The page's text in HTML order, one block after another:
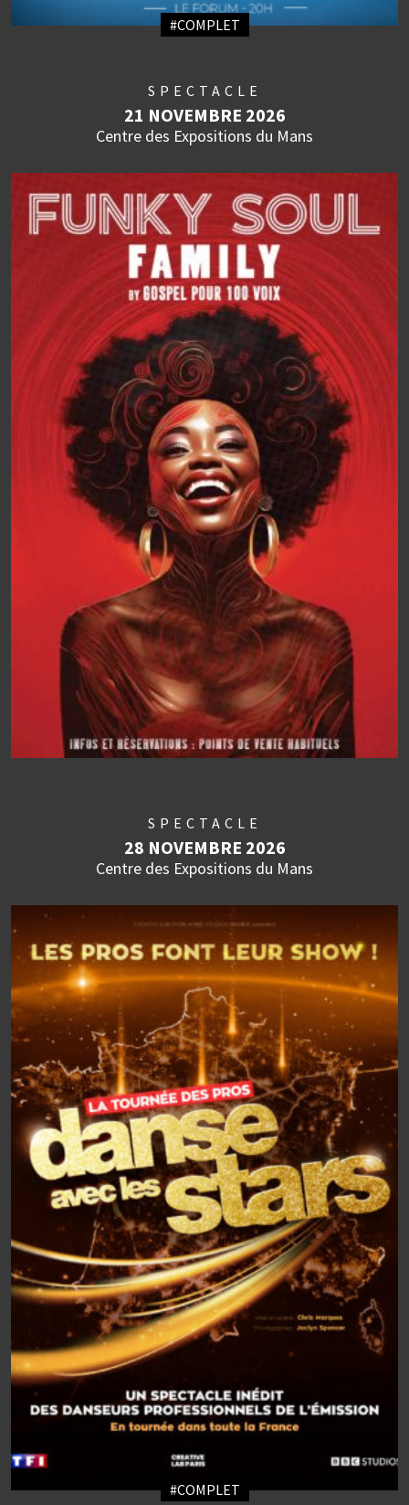
#COMPLET
SPECTACLE
21 NOVEMBRE 2026
Centre des Expositions du Mans
SPECTACLE
28 NOVEMBRE 2026
Centre des Expositions du Mans
#COMPLET